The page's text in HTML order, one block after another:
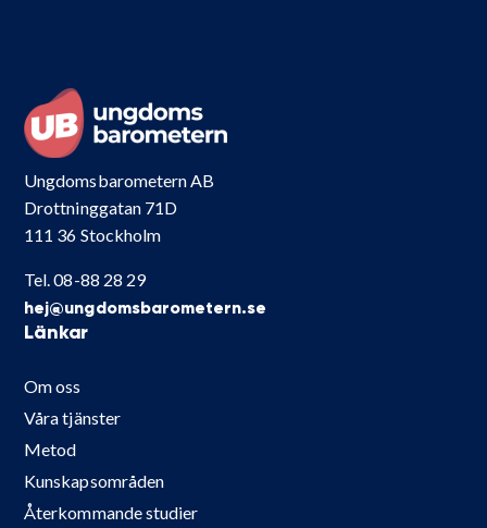
Ungdomsbarometern AB
Drottninggatan 71D
111 36 Stockholm
Tel. 08-88 28 29
hej@ungdomsbarometern.se
Länkar
Om oss
Våra tjänster
Metod
Kunskapsområden
Återkommande studier